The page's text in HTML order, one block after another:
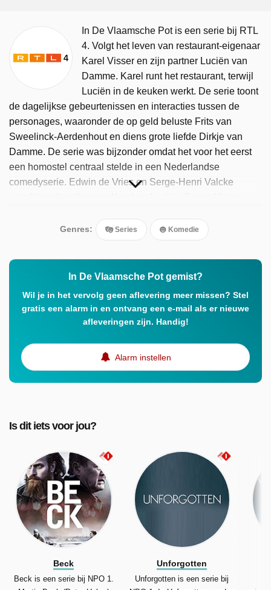
In De Vlaamsche Pot is een serie bij RTL
4. Volgt het leven van restaurant-eigenaar
Karel Visser en zijn partner Luciën van
Damme. Karel runt het restaurant, terwijl
Luciën in de keuken werkt. De serie toont
de dagelijkse gebeurtenissen en interacties tussen de
personages, waaronder de op geld beluste Frits van
Sweelinck-Aerdenhout en diens grote liefde Dirkje van
Damme. De serie was bijzonder omdat het voor het eerst
een homostel centraal stelde in een Nederlandse
comedyserie. Edwin de Vries en Serge-Henri Valcke
Deursen speelde Frits. De serie werd in de jaren negentig
uitgezonden en was een groot succes bij het publiek.
Genres: Series Komedie
In De Vlaamsche Pot gemist?
Wil je in het vervolg geen aflevering meer missen? Stel
gratis een alarm in en ontvang een e-mail als er nieuwe
afleveringen zijn. Handig!
Alarm instellen
Is dit iets voor jou?
Beck
Beck is een serie bij NPO 1.
Unforgotten
Unforgotten is een serie bij